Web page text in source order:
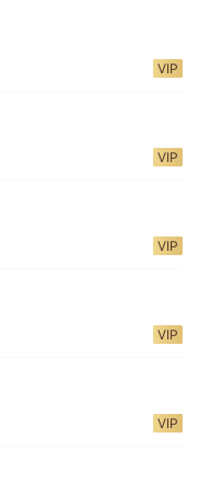
VIP
VIP
VIP
VIP
VIP